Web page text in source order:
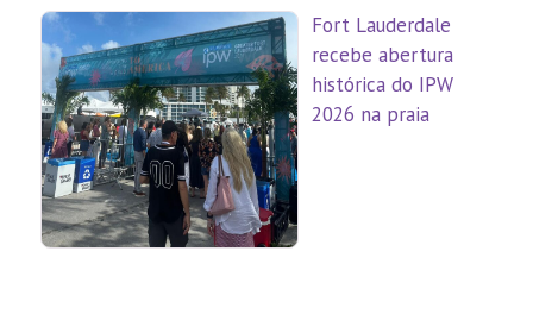
Fort Lauderdale
recebe abertura
histórica do IPW
2026 na praia